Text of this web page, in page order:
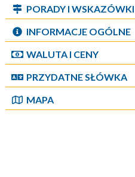
PORADY I WSKAZÓWKI
INFORMACJE OGÓLNE
WALUTA I CENY
PRZYDATNE SŁÓWKA
MAPA